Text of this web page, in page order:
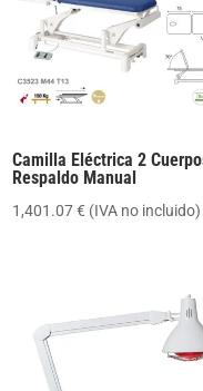
Camilla Eléctrica 2
Respaldo Manual
1,401.07€ (IVA no incluido)